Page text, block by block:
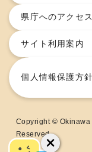
県庁へのアクセス
サイト利用案内
個人情報保護方針
Copyright © Okinawa
Reserved.